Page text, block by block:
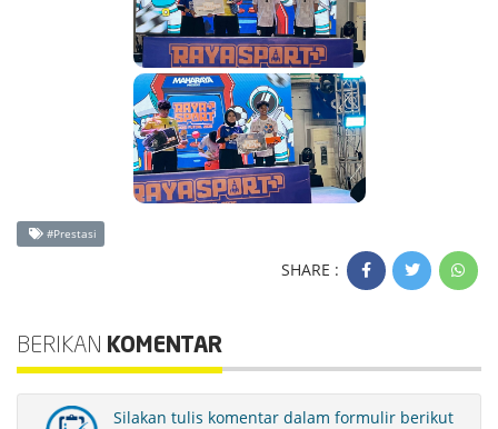
#Prestasi
SHARE :
BERIKAN KOMENTAR
Silakan tulis komentar dalam formulir berikut